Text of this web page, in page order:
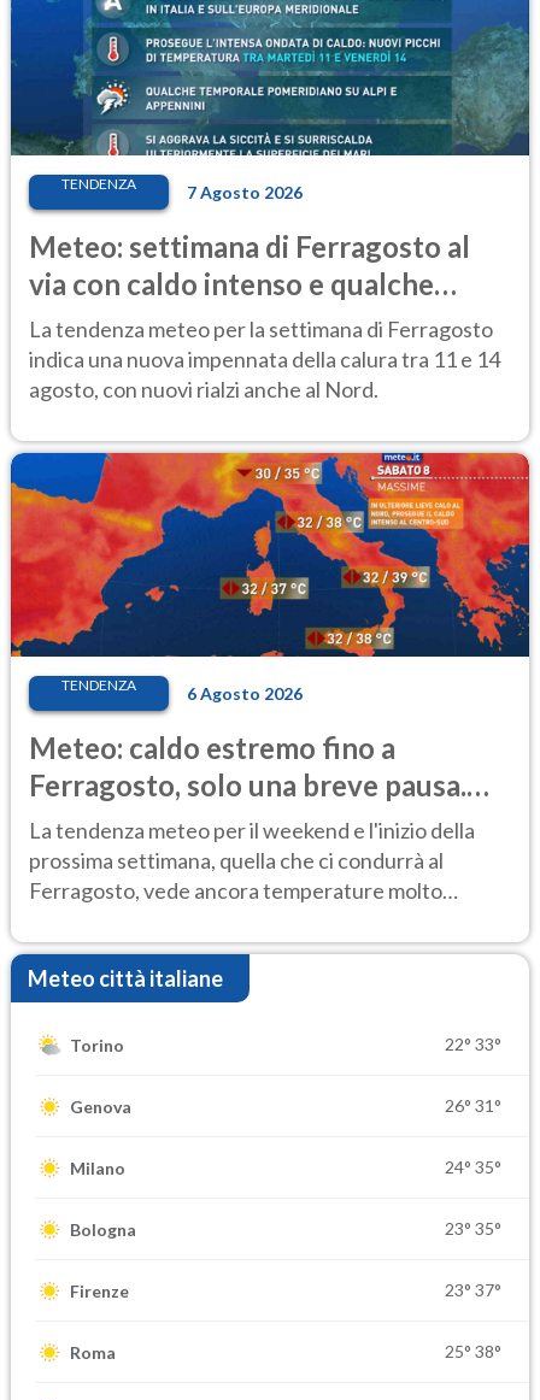
TENDENZA 7 Agosto 2026
Meteo: settimana di Ferragosto al
via con caldo intenso e qualche
temporale
La tendenza meteo per la settimana di Ferragosto
indica una nuova impennata della calura tra 11 e 14
agosto, con nuovi rialzi anche al Nord.
TENDENZA 6 Agosto 2026
Meteo: caldo estremo fino a
Ferragosto, solo una breve pausa.
Ecco dove
La tendenza meteo per il weekend e l'inizio della
prossima settimana, quella che ci condurrà al
Ferragosto, vede ancora temperature molto
Meteo città italiane
Torino 22° 33°
Genova 26° 31°
Milano 24° 35°
Bologna 23° 35°
Firenze 23° 37°
Roma 25° 38°